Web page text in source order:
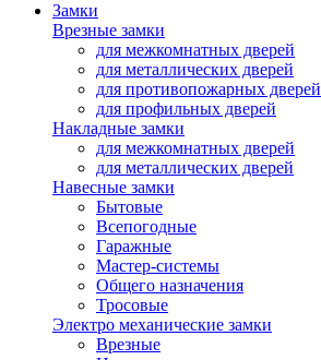
Замки
Врезные замки
для межкомнатных дверей
для металлических дверей
для противопожарных дверей
для профильных дверей
Накладные замки
для межкомнатных дверей
для металлических дверей
Навесные замки
Бытовые
Всепогодные
Гаражные
Мастер-системы
Общего назначения
Тросовые
Электро механические замки
Врезные